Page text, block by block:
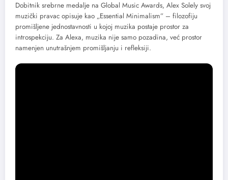
Dobitnik srebrne medalje na Global Music Awards, Alex Solely svoj
muzički pravac opisuje kao „Essential Minimalism” – filozofiju
promišljene jednostavnosti u kojoj muzika postaje prostor za
introspekciju. Za Alexa, muzika nije samo pozadina, već prostor
namenjen unutrašnjem promišljanju i refleksiji.